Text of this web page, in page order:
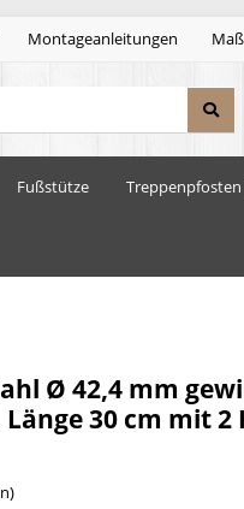
Montageanleitungen
Fußstütze
Ø 42,4 mm
30 cm mit